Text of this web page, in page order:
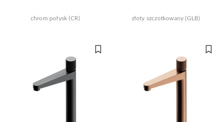
chrom połysk (CR) złoty szczotkowany (GLB)